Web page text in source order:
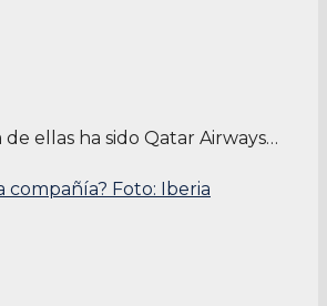
ellas ha sido Qatar Airways…